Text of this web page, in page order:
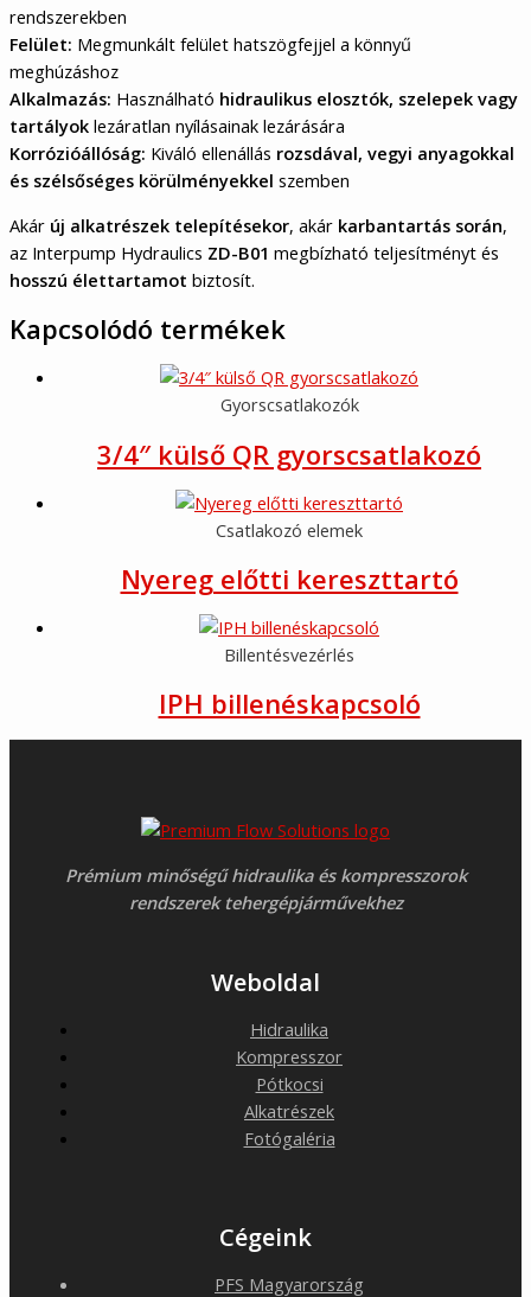
rendszerekben
Felület: Megmunkált felület hatszögfejjel a könnyű
meghúzáshoz
Alkalmazás: Használható hidraulikus elosztók, szelepek vagy
tartályok lezáratlan nyílásainak lezárására
Korrózióállóság: Kiváló ellenállás rozsdával, vegyi anyagokkal
és szélsőséges körülményekkel szemben
Akár új alkatrészek telepítésekor, akár karbantartás során,
az Interpump Hydraulics ZD-B01 megbízható teljesítményt és
hosszú élettartamot biztosít.
Kapcsolódó termékek
Gyorscsatlakozók
3/4″ külső QR gyorscsatlakozó
Csatlakozó elemek
Nyereg előtti kereszttartó
Billentésvezérlés
IPH billenéskapcsoló
Prémium minőségű hidraulika és kompresszorok
rendszerek tehergépjárművekhez
Weboldal
Hidraulika
Kompresszor
Pótkocsi
Alkatrészek
Fotógaléria
Cégeink
PFS Magyarország